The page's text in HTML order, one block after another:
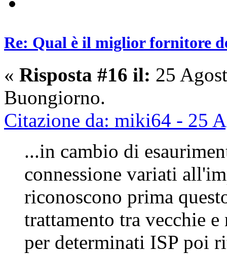
Re: Qual è il miglior fornitore
« Risposta #16 il: 25
Buongiorno.
Citazione da: miki64 - 25
...in cambio di
connessione variati
riconoscono prima
trattamento tra vecchie
per determinati ISP poi